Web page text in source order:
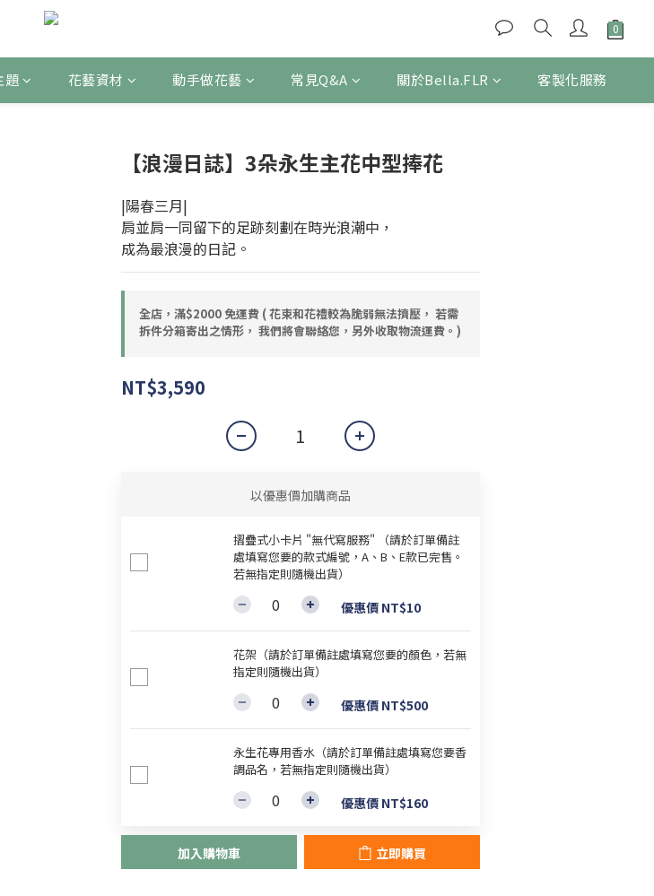
題 花藝資材 動手做花藝 常見Q&A 關於Bella.FLR 客製化服務
【浪漫日誌】3朵永生主花中型捧花
|陽春三月|
肩並肩一同留下的足跡刻劃在時光浪潮中，
成為最浪漫的日記。
全店，滿$2000 免運費 ( 花束和花禮較為脆弱無法擠壓， 若需
拆件分箱寄出之情形， 我們將會聯絡您，另外收取物流運費。)
NT$3,590
以優惠價加購商品
摺疊式小卡片 "無代寫服務" （請於訂單備註
處填寫您要的款式編號，A、B、E款已完售。
若無指定則隨機出貨）
優惠價 NT$10
花架（請於訂單備註處填寫您要的顏色，若無
指定則隨機出貨）
優惠價 NT$500
永生花專用香水（請於訂單備註處填寫您要香
調品名，若無指定則隨機出貨）
優惠價 NT$160
加入購物車 立即購買